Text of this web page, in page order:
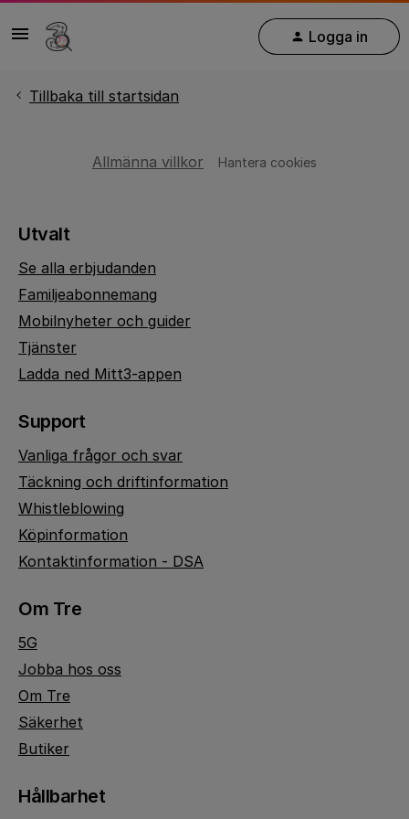
Logga in
Tillbaka till startsidan
Allmänna villkor Hantera cookies
Utvalt
Se alla erbjudanden
Familjeabonnemang
Mobilnyheter och guider
Tjänster
Ladda ned Mitt3-appen
Support
Vanliga frågor och svar
Täckning och driftinformation
Whistleblowing
Köpinformation
Kontaktinformation - DSA
Om Tre
5G
Jobba hos oss
Om Tre
Säkerhet
Butiker
Hållbarhet